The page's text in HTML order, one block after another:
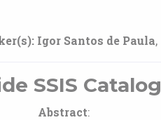
Igor Santos de Paula,
SSIS Catalog
Abstract: